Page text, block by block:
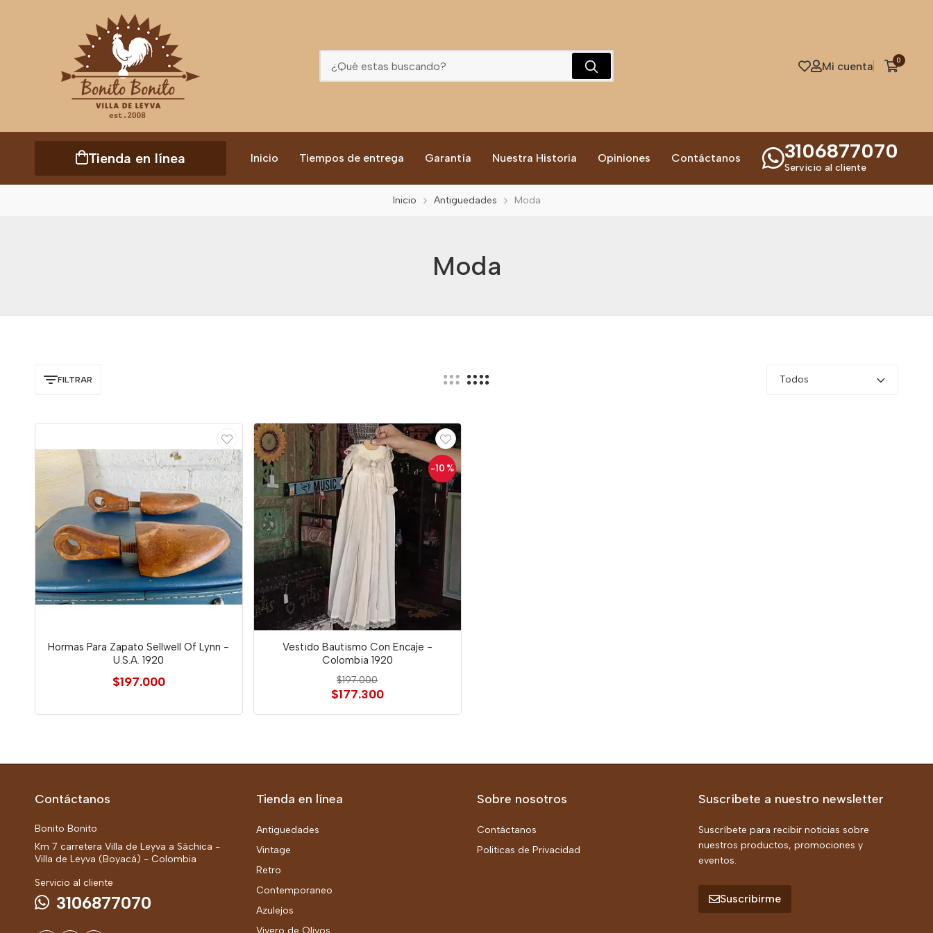
Mi cuenta 0
Tienda en línea Inicio Tiempos de entrega Garantía Nuestra Historia Opiniones Contáctanos 3106877070
Servicio al cliente
Inicio Antiguedades Moda
Moda
FILTRAR Todos
Hormas Para Zapato Sellwell Of Lynn -
U.S.A. 1920
$197.000
-10 %
Vestido Bautismo Con Encaje -
Colombia 1920
$197.000
$177.300
Contáctanos
Bonito Bonito
Km 7 carretera Villa de Leyva a Sáchica -
Villa de Leyva (Boyacá) - Colombia
Servicio al cliente
3106877070
Tienda en línea
Antiguedades
Vintage
Retro
Contemporaneo
Azulejos
Vivero de Olivos
Sobre nosotros
Contáctanos
Politicas de Privacidad
Suscríbete a nuestro newsletter
Suscríbete para recibir noticias sobre
nuestros productos, promociones y
eventos.
Suscribirme